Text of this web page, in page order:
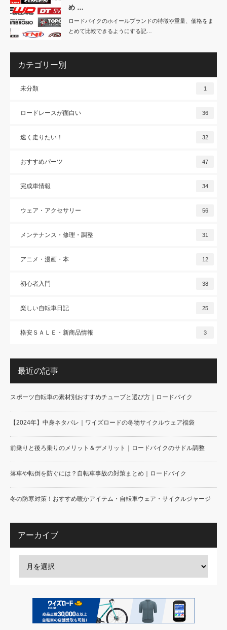
め …
ロードバイクのホイールブランドの特徴や重量、価格をま
とめて比較できるようにする記…
カテゴリー別
未分類 1
ロードレースが面白い 36
速く走りたい！ 32
おすすめパーツ 47
完成車情報 34
ウェア・アクセサリー 56
メンテナンス・修理・調整 31
アニメ・漫画・本 12
初心者入門 38
楽しい自転車日記 25
格安ＳＡＬＥ・新商品情報 3
最近の記事
スポーツ自転車の素材別おすすめチューブと選び方｜ロードバイク
【2024年】中身ネタバレ｜ワイズロードの冬物サイクルウェア福袋
前乗りと後ろ乗りのメリット＆デメリット｜ロードバイクのサドル調整
落車や転倒を防ぐには？自転車事故の対策まとめ｜ロードバイク
冬の防寒対策！おすすめ暖かアイテム・自転車ウェア・サイクルジャージ
アーカイブ